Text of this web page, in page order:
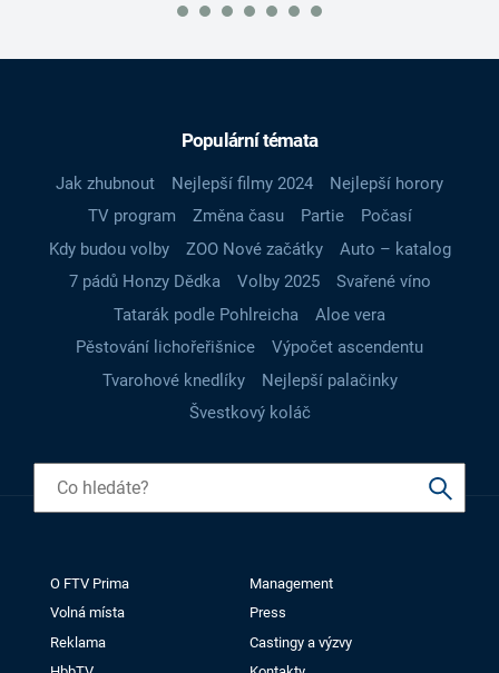
Populární témata
Jak zhubnout Nejlepší filmy 2024
Nejlepší horory
TV program
Změna času Partie
Počasí
Kdy budou volby
ZOO Nové začátky
Auto – katalog
7 pádů Honzy Dědka
Volby 2025
Svařené víno
Tatarák podle Pohlreicha
Aloe vera
Pěstování lichořeřišnice
Výpočet ascendentu
Tvarohové knedlíky
Nejlepší palačinky
Švestkový koláč
O FTV Prima
Management
Volná místa
Press
Reklama
Castingy a výzvy